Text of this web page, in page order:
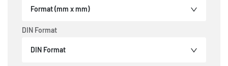
Format (mm x mm)
DIN Format
DIN Format